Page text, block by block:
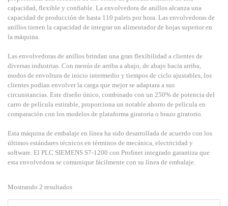
capacidad, flexible y confiable. La envolvedora de anillos alcanza una
capacidad de producción de hasta 110 palets por hora. Las envolvedoras de
anillos tienen la capacidad de integrar un alimentador de hojas superior en
la máquina.
Las envolvedoras de anillos brindan una gran flexibilidad a clientes de
diversas industrias. Con menús de arriba a abajo, de abajo hacia arriba,
modos de envoltura de inicio intermedio y tiempos de ciclo ajustables, los
clientes podían envolver la carga que mejor se adaptara a sus
circunstancias. Este diseño único, combinado con un 250% de potencia del
carro de película estirable, proporciona un notable ahorro de película en
comparación con los modelos de plataforma giratoria o brazo giratorio.
Esta máquina de embalaje en línea ha sido desarrollada de acuerdo con los
últimos estándares técnicos en términos de mecánica, electricidad y
software. El PLC SIEMENS S7-1200 con Profinet integrado garantiza que
esta envolvedora se comunique fácilmente con su línea de embalaje.
Mostrando 2 resultados